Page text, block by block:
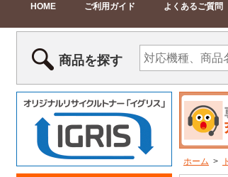
HOME ご利用ガイド よくあるご質問
商品を探す
ホーム >